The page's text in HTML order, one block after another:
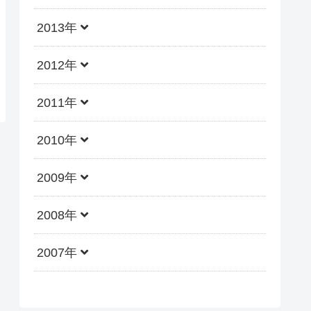
2013年
2012年
2011年
2010年
2009年
2008年
2007年